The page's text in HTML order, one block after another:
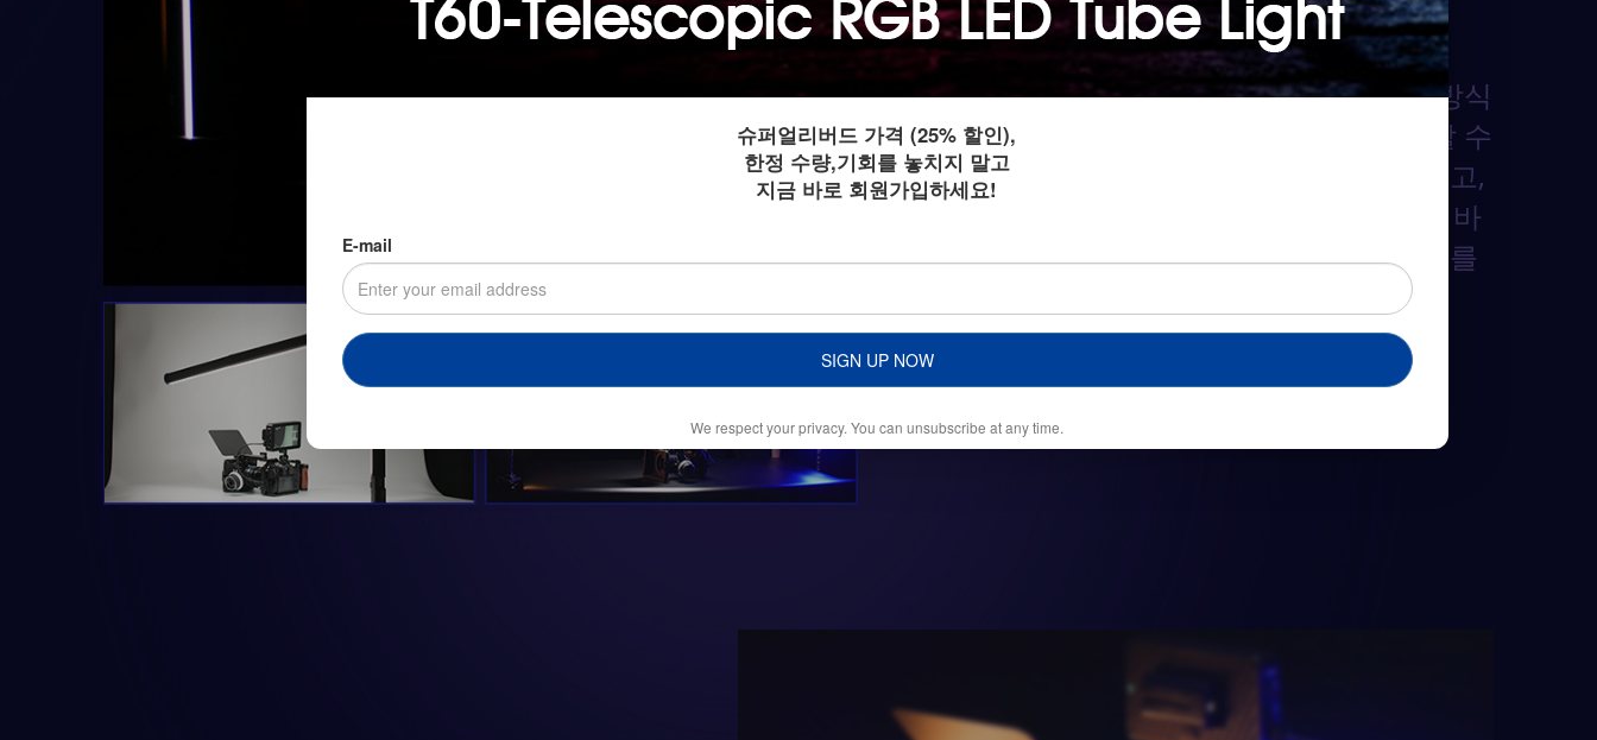
무한 조명 조합
여러 장치를 함께 결합하고 다양한 방식
으로 설정하여 작업에 창의성을 더할 수
있습니다. 또한 이 라이트는 손에 들고,
스탠드에 장착하거나, 벽에 걸거나, 바
닥에 놓아 거의 모든 각도에서 물체를
슈퍼얼리버드 가격 (25% 할인),
한정 수량,기회를 놓치지 말고
지금 바로 회원가입하세요!
E-mail
SIGN UP NOW
We respect your privacy. You can unsubscribe at any time.